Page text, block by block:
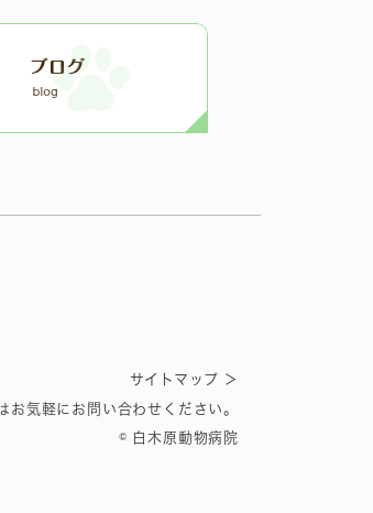
サイトマップ ＞
お気軽にお問い合わせください。
© 白木原動物病院